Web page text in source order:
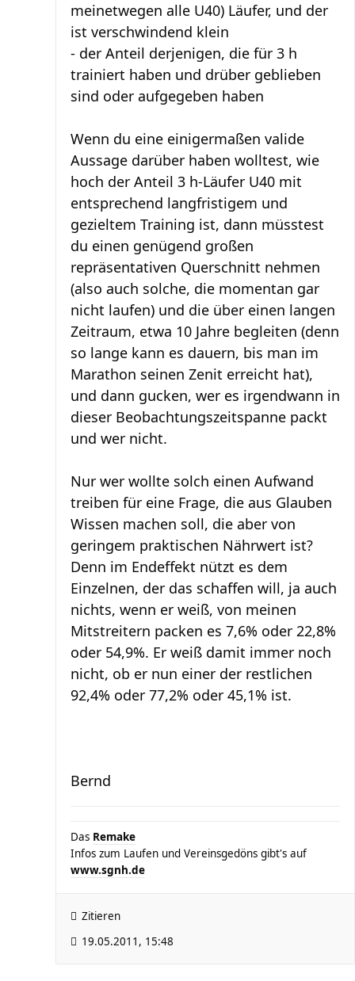
meinetwegen alle U40) Läufer, und der
ist verschwindend klein
- der Anteil derjenigen, die für 3 h
trainiert haben und drüber geblieben
sind oder aufgegeben haben
Wenn du eine einigermaßen valide
Aussage darüber haben wolltest, wie
hoch der Anteil 3 h-Läufer U40 mit
entsprechend langfristigem und
gezieltem Training ist, dann müsstest
du einen genügend großen
repräsentativen Querschnitt nehmen
(also auch solche, die momentan gar
nicht laufen) und die über einen langen
Zeitraum, etwa 10 Jahre begleiten (denn
so lange kann es dauern, bis man im
Marathon seinen Zenit erreicht hat),
und dann gucken, wer es irgendwann in
dieser Beobachtungszeitspanne packt
und wer nicht.
Nur wer wollte solch einen Aufwand
treiben für eine Frage, die aus Glauben
Wissen machen soll, die aber von
geringem praktischen Nährwert ist?
Denn im Endeffekt nützt es dem
Einzelnen, der das schaffen will, ja auch
nichts, wenn er weiß, von meinen
Mitstreitern packen es 7,6% oder 22,8%
oder 54,9%. Er weiß damit immer noch
nicht, ob er nun einer der restlichen
92,4% oder 77,2% oder 45,1% ist.
Bernd
Das Remake
Infos zum Laufen und Vereinsgedöns gibt's auf
www.sgnh.de
Zitieren
19.05.2011, 15:48